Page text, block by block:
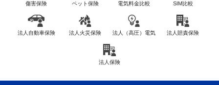
傷害保険 ペット保険 電気料金比較 SIM比較
法人自動車保険 法人火災保険 法人（高圧）電気 法人賠責保険
法人保険